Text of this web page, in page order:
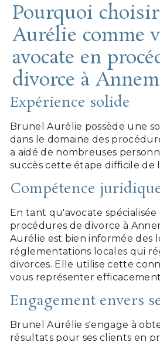
Pourquoi
Aurélie comme
avocate en
divorce à
Expérience solide
Brunel Aurélie possède une
dans le domaine des
a aidé de nombreuses
succès cette étape difficile de
Compétence
En tant qu'avocate spécialisée
procédures de divorce à
Aurélie est bien informée des
réglementations locales qui
divorces. Elle utilise cette
vous représenter
Engagement envers
Brunel Aurélie s'engage à
résultats pour ses clients en